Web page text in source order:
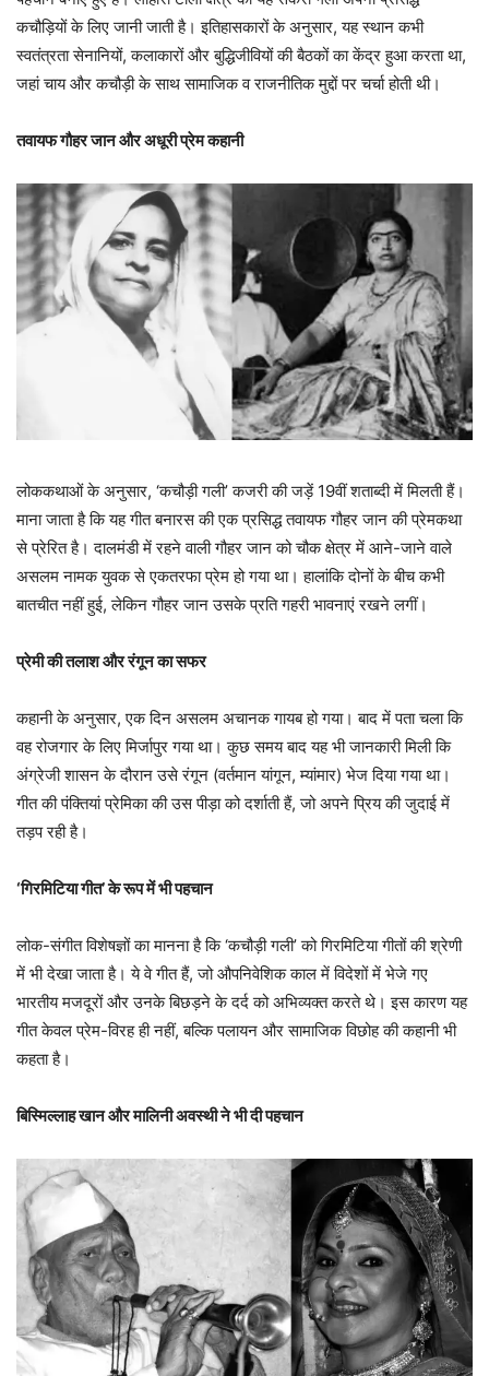
कचौड़ियों के लिए जानी जाती है। इतिहासकारों के अनुसार, यह स्थान कभी
स्वतंत्रता सेनानियों, कलाकारों और बुद्धिजीवियों की बैठकों का केंद्र हुआ करता था,
जहां चाय और कचौड़ी के साथ सामाजिक व राजनीतिक मुद्दों पर चर्चा होती थी।
तवायफ गौहर जान और अधूरी प्रेम कहानी
लोककथाओं के अनुसार, ‘कचौड़ी गली’ कजरी की जड़ें 19वीं शताब्दी में मिलती हैं।
माना जाता है कि यह गीत बनारस की एक प्रसिद्ध तवायफ गौहर जान की प्रेमकथा
से प्रेरित है। दालमंडी में रहने वाली गौहर जान को चौक क्षेत्र में आने-जाने वाले
असलम नामक युवक से एकतरफा प्रेम हो गया था। हालांकि दोनों के बीच कभी
बातचीत नहीं हुई, लेकिन गौहर जान उसके प्रति गहरी भावनाएं रखने लगीं।
प्रेमी की तलाश और रंगून का सफर
कहानी के अनुसार, एक दिन असलम अचानक गायब हो गया। बाद में पता चला कि
वह रोजगार के लिए मिर्जापुर गया था। कुछ समय बाद यह भी जानकारी मिली कि
अंग्रेजी शासन के दौरान उसे रंगून (वर्तमान यांगून, म्यांमार) भेज दिया गया था।
गीत की पंक्तियां प्रेमिका की उस पीड़ा को दर्शाती हैं, जो अपने प्रिय की जुदाई में
तड़प रही है।
‘गिरमिटिया गीत’ के रूप में भी पहचान
लोक-संगीत विशेषज्ञों का मानना है कि ‘कचौड़ी गली’ को गिरमिटिया गीतों की श्रेणी
में भी देखा जाता है। ये वे गीत हैं, जो औपनिवेशिक काल में विदेशों में भेजे गए
भारतीय मजदूरों और उनके बिछड़ने के दर्द को अभिव्यक्त करते थे। इस कारण यह
गीत केवल प्रेम-विरह ही नहीं, बल्कि पलायन और सामाजिक विछोह की कहानी भी
कहता है।
बिस्मिल्लाह खान और मालिनी अवस्थी ने भी दी पहचान